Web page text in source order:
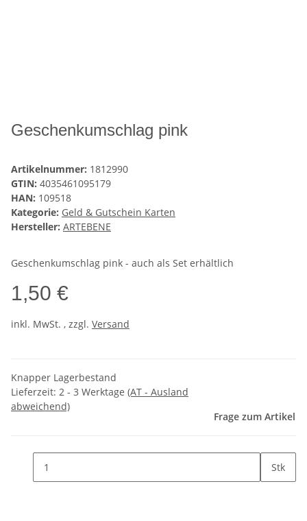
Geschenkumschlag pink
Artikelnummer: 1812990
GTIN: 4035461095179
HAN: 109518
Kategorie: Geld & Gutschein Karten
Hersteller: ARTEBENE
Geschenkumschlag pink - auch als Set erhältlich
1,50 €
inkl. MwSt. , zzgl. Versand
Knapper Lagerbestand
Lieferzeit: 2 - 3 Werktage (AT - Ausland
abweichend)
Frage zum Artikel
Stk